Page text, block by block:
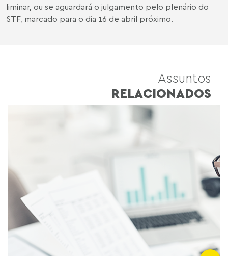
liminar, ou se aguardará o julgamento pelo plenário do
STF, marcado para o dia 16 de abril próximo.
Assuntos
RELACIONADOS